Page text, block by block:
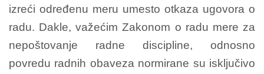
izreći određenu meru umesto otkaza ugovora o
radu. Dakle, važećim Zakonom o radu mere za
nepoštovanje radne discipline, odnosno
povredu radnih obaveza normirane su isključivo